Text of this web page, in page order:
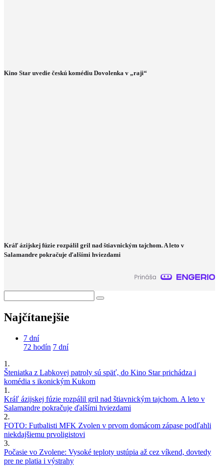
Kino Star uvedie českú komédiu Dovolenka v „raji“
Kráľ ázijskej fúzie rozpálil gril nad štiavnickým tajchom. A leto v
Salamandre pokračuje ďalšími hviezdami
Najčítanejšie
7 dní
72 hodín 7 dní
1.
Šteniatka z Labkovej patroly sú späť, do Kino Star prichádza i
komédia s ikonickým Kukom
1.
Kráľ ázijskej fúzie rozpálil gril nad štiavnickým tajchom. A leto v
Salamandre pokračuje ďalšími hviezdami
2.
FOTO: Futbalisti MFK Zvolen v prvom domácom zápase podľahli
niekdajšiemu prvoligistovi
3.
Počasie vo Zvolene: Vysoké teploty ustúpia až cez víkend, dovtedy
pre ne platia i výstrahy